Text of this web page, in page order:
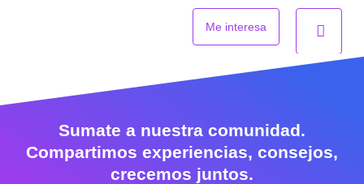
Me interesa
Sumate a nuestra comunidad.
Compartimos experiencias, consejos,
crecemos juntos.